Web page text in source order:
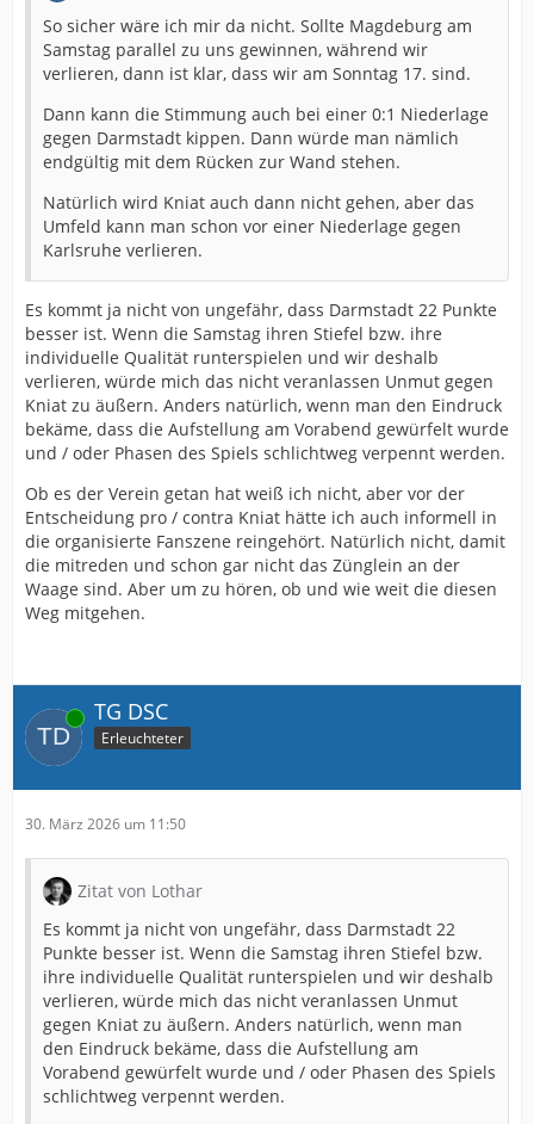
So sicher wäre ich mir da nicht. Sollte Magdeburg am
Samstag parallel zu uns gewinnen, während wir
verlieren, dann ist klar, dass wir am Sonntag 17. sind.
Dann kann die Stimmung auch bei einer 0:1 Niederlage
gegen Darmstadt kippen. Dann würde man nämlich
endgültig mit dem Rücken zur Wand stehen.
Natürlich wird Kniat auch dann nicht gehen, aber das
Umfeld kann man schon vor einer Niederlage gegen
Karlsruhe verlieren.
Es kommt ja nicht von ungefähr, dass Darmstadt 22 Punkte
besser ist. Wenn die Samstag ihren Stiefel bzw. ihre
individuelle Qualität runterspielen und wir deshalb
verlieren, würde mich das nicht veranlassen Unmut gegen
Kniat zu äußern. Anders natürlich, wenn man den Eindruck
bekäme, dass die Aufstellung am Vorabend gewürfelt wurde
und / oder Phasen des Spiels schlichtweg verpennt werden.
Ob es der Verein getan hat weiß ich nicht, aber vor der
Entscheidung pro / contra Kniat hätte ich auch informell in
die organisierte Fanszene reingehört. Natürlich nicht, damit
die mitreden und schon gar nicht das Zünglein an der
Waage sind. Aber um zu hören, ob und wie weit die diesen
Weg mitgehen.
Online TG DSC
Erleuchteter
30. März 2026 um 11:50
Zitat von Lothar
Es kommt ja nicht von ungefähr, dass Darmstadt 22
Punkte besser ist. Wenn die Samstag ihren Stiefel bzw.
ihre individuelle Qualität runterspielen und wir deshalb
verlieren, würde mich das nicht veranlassen Unmut
gegen Kniat zu äußern. Anders natürlich, wenn man
den Eindruck bekäme, dass die Aufstellung am
Vorabend gewürfelt wurde und / oder Phasen des Spiels
schlichtweg verpennt werden.